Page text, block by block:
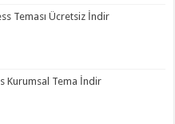
Teması Ücretsiz İndir
Kurumsal Tema İndir